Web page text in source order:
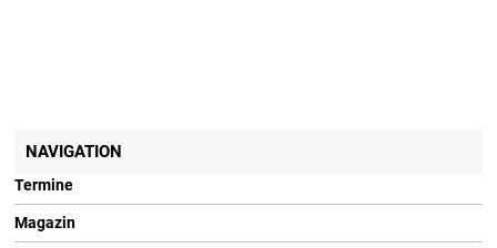
NAVIGATION
Termine
Magazin